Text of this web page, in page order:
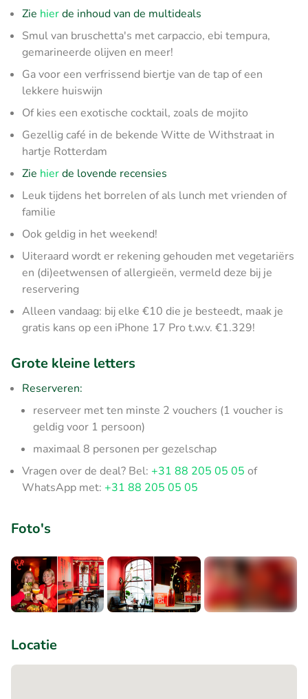
Zie hierde inhoud van de multideals
Smul van bruschetta's met carpaccio, ebi tempura,
gemarineerde olijven en meer!
Ga voor een verfrissend biertje van de tap of een
lekkere huiswijn
Of kies een exotische cocktail, zoals de mojito
Gezellig café in de bekende Witte de Withstraat in
hartje Rotterdam
Zie hierde lovende recensies
Leuk tijdens het borrelen of als lunch met vrienden of
familie
Ook geldig in het weekend!
Uiteraard wordt er rekening gehouden met vegetariërs
en (di)eetwensen of allergieën, vermeld deze bij je
reservering
Alleen vandaag: bij elke €10 die je besteedt, maak je
gratis kans op een iPhone 17 Pro t.w.v. €1.329!
Grote kleine letters
Reserveren:
reserveer met ten minste 2 vouchers (1 voucher is
geldig voor 1 persoon)
maximaal 8 personen per gezelschap
Vragen over de deal? Bel: +31 88 205 05 05 of
WhatsApp met: +31 88 205 05 05
Foto's
Locatie